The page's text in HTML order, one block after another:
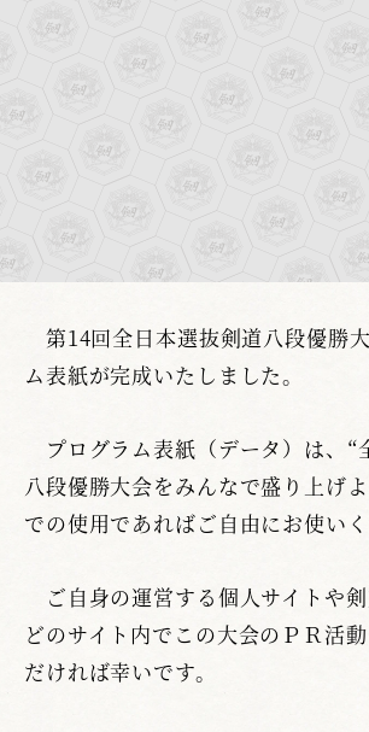
第14回全日本選抜剣道八段優勝
ム表紙が完成いたしました。
プログラム表紙（データ）は、“
八段優勝大会をみんなで盛り上げ
での使用であればご自由にお使いく
ご自身の運営する個人サイトや
どのサイト内でこの大会のＰＲ活
だければ幸いです。